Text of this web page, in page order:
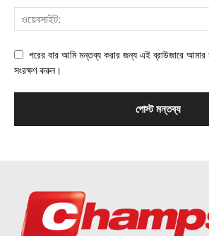
পরের বার আমি মন্তব্য করার জন্য এই ব্রাউজারে আমার
সংরক্ষণ করুন।